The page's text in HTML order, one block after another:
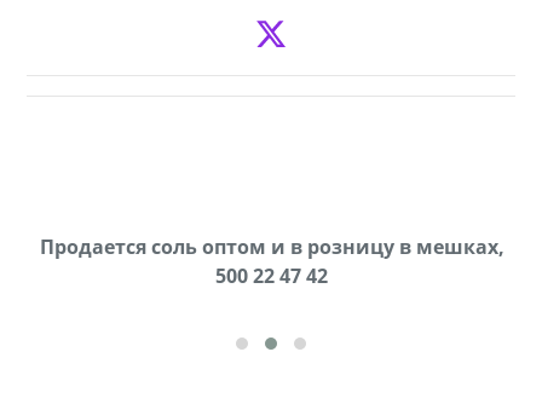
Продается соль оптом и в розницу в мешках,
500 22 47 42
В городе Ниноцминда около фастфуда Hask
cдается в аренду дом, 571 30 57 57Whatsap/Viber